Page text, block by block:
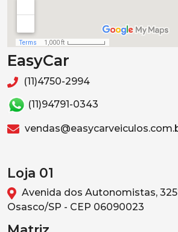
EasyCar
(11)4750-2994
(11)94791-0343
Loja 01
Avenida dos Autonomistas,
Osasco/SP - CEP 06090023